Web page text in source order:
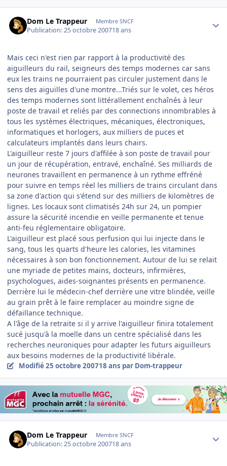
Dom Le Trappeur Membre SNCF
Publication:25 octobre 200718 ans
Mais ceci n'est rien par rapport à la productivité des
aiguilleurs du rail, seigneurs des temps modernes car sans
eux les trains ne pourraient pas circuler justement dans le
sens des aiguilles d'une montre...Triés sur le volet, ces héros
des temps modernes sont littérallement enchaînés à leur
poste de travail et reliés par des connections innombrables à
tous les systèmes électriques, mécaniques, électroniques,
informatiques et horlogers, aux milliers de puces et
calculateurs implantés dans leurs chairs.
L'aiguilleur reste 7 jours d'affilée à son poste de travail pour
un jour de récupération, entravé, enchaîné. Ses milliards de
neurones travaillent en permanence à un rythme effréné
pour suivre en temps réel les milliers de trains circulant dans
sa zone d'action qui s'étend sur des milliers de kilomètres de
lignes. Les locaux sont climatisés 24h sur 24, un pompier
assure la sécurité incendie en veille permanente et tenue
anti-feu réglementaire obligatoire.
L'aiguilleur est placé sous perfusion qui lui injecte dans le
sang, tous les quarts d'heure les calories, les vitamines
nécessaires à son bon fonctionnement. Autour de lui se relait
une myriade de petites mains, docteurs, infirmières,
psychologues, aides-soignantes présents en permanence.
Derrière lui le médecin-chef derrière une vitre blindée, veille
au grain prêt à le faire remplacer au moindre signe de
défaillance technique.
A l'âge de la retraite si il y arrive l'aiguilleur finira totalement
sucé jusqu'à la moelle dans un centre spécialisé dans les
recherches neuroniques pour adapter les futurs aiguilleurs
aux besoins modernes de la productivité libérale.
Modifié25 octobre 200718 ans par Dom-trappeur
Dom Le Trappeur Membre SNCF
Publication:25 octobre 200718 ans